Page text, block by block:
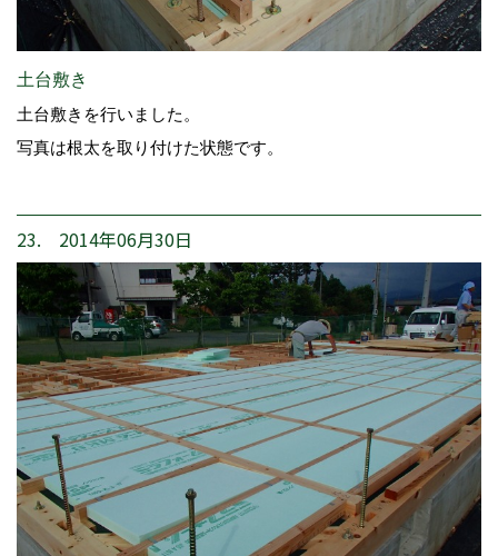
土台敷き
土台敷きを行いました。
写真は根太を取り付けた状態です。
23. 2014年06月30日